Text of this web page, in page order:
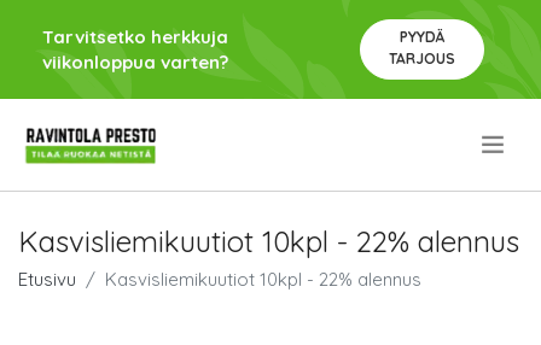
Tarvitsetko herkkuja
viikonloppua varten?
PYYDÄ
TARJOUS
Kasvisliemikuutiot 10kpl - 22% alennus
Etusivu Kasvisliemikuutiot 10kpl - 22% alennus